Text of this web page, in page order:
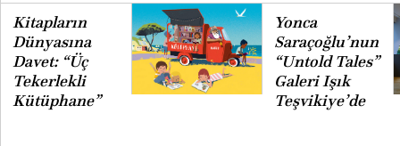
Kitapların
Dünyasına
Davet: “Üç
Tekerlekli
Kütüphane”
Yonca
Saraçoğlu’nun
“Untold Tales”
Galeri Işık
Teşvikiye’de